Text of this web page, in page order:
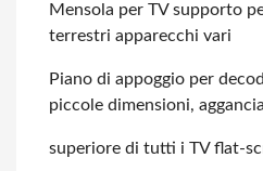
Mensola per TV supporto
terrestri apparecchi vari
Piano di appoggio per
piccole dimensioni,
superiore di tutti i TV flat-